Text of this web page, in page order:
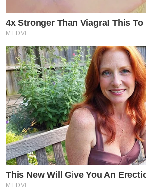
4x Stronger Than Viagra! This
MEDVI
This New Will Give You An
MEDVI